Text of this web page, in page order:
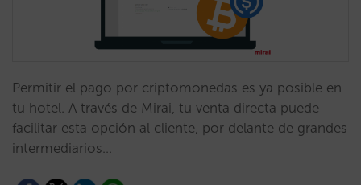
Permitir el pago por criptomonedas es ya posible en
tu hotel. A través de Mirai, tu venta directa puede
facilitar esta opción al cliente, por delante de grandes
intermediarios…